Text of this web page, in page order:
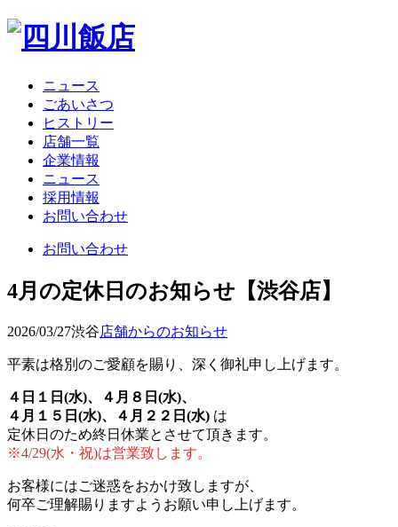
ニュース
ごあいさつ
ヒストリー
店舗一覧
企業情報
ニュース
採用情報
お問い合わせ
お問い合わせ
4月の定休日のお知らせ【渋谷店】
2026/03/27渋谷店舗からのお知らせ
平素は格別のご愛顧を賜り、深く御礼申し上げます。
４日１日(水)、４月８日(水)、
４月１５日(水)、４月２２日(水) は
定休日のため終日休業とさせて頂きます。
※4/29(水・祝)は営業致します。
お客様にはご迷惑をおかけ致しますが、
何卒ご理解賜りますようお願い申し上げます。